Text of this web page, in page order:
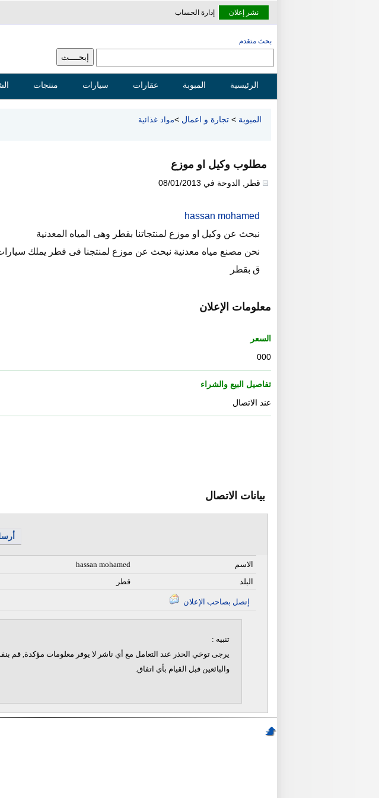
نشر إعلان إدارة الحساب
بحث متقدم
الرئيسية المبوبة عقارات سيارات منتجات
المبوبة > تجارة و اعمال >مواد غذائية
مطلوب وكيل او موزع
قطر الدوحة في 08/01/2013
hassan mohamed
نبحث عن وكيل او موزع لمنتجاتنا بقطر وهى المياه المعدنية
نحن مصنع مياه معدنية نبحث عن موزع لمنتجنا فى قطر يملك سيارات
ق بقطر
معلومات الإعلان
السعر
000
تفاصيل البيع والشراء
عند الاتصال
بيانات الاتصال
hassan mohamed
الاسم
قطر
البلد
تنبيه :
يرجى توخي الحذر عند التعامل مع أي ناشر لا يوفر معلومات مؤكدة, قم
والبائعين قبل القيام بأي اتفاق.